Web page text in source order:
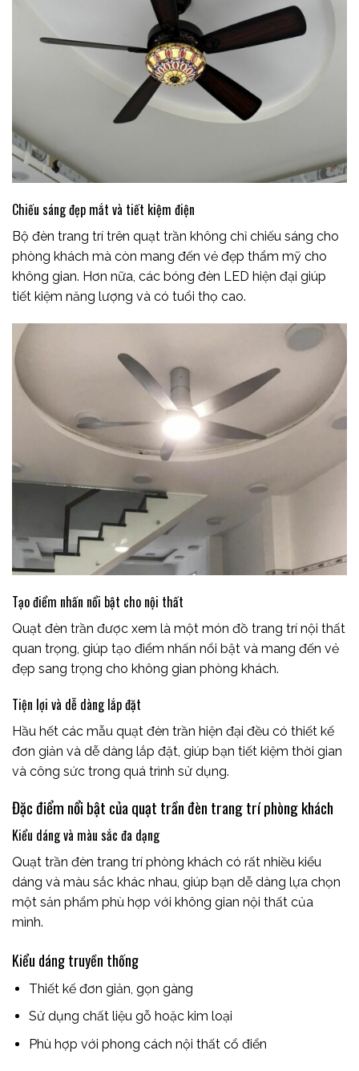
Chiếu sáng đẹp mắt và tiết kiệm điện
Bộ đèn trang trí trên quạt trần không chỉ chiếu sáng cho
phòng khách mà còn mang đến vẻ đẹp thẩm mỹ cho
không gian. Hơn nữa, các bóng đèn LED hiện đại giúp
tiết kiệm năng lượng và có tuổi thọ cao.
Tạo điểm nhấn nổi bật cho nội thất
Quạt đèn trần được xem là một món đồ trang trí nội thất
quan trọng, giúp tạo điểm nhấn nổi bật và mang đến vẻ
đẹp sang trọng cho không gian phòng khách.
Tiện lợi và dễ dàng lắp đặt
Hầu hết các mẫu quạt đèn trần hiện đại đều có thiết kế
đơn giản và dễ dàng lắp đặt, giúp bạn tiết kiệm thời gian
và công sức trong quá trình sử dụng.
Đặc điểm nổi bật của quạt trần đèn trang trí phòng khách
Kiểu dáng và màu sắc đa dạng
Quạt trần đèn trang trí phòng khách có rất nhiều kiểu
dáng và màu sắc khác nhau, giúp bạn dễ dàng lựa chọn
một sản phẩm phù hợp với không gian nội thất của
mình.
Kiểu dáng truyền thống
Thiết kế đơn giản, gọn gàng
Sử dụng chất liệu gỗ hoặc kim loại
Phù hợp với phong cách nội thất cổ điển